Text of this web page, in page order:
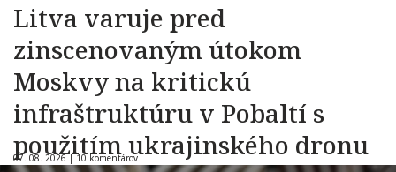
Litva varuje pred
zinscenovaným útokom
Moskvy na kritickú
infraštruktúru v Pobaltí s
použitím ukrajinského dronu
07. 08. 2026 |10 komentárov